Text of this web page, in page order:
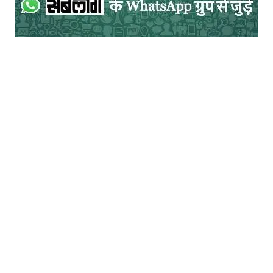
फ़िल्म हमें उन छोटी, गन्दी, संकरी गलियों में भी ले
जाती है जहाँ अधिकतर मकानों के रंग जाने किस